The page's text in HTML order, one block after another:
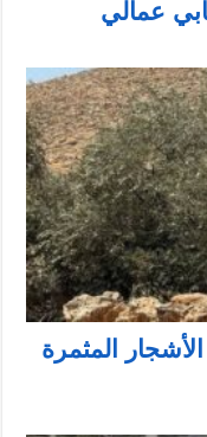
عمالي
المثمرة